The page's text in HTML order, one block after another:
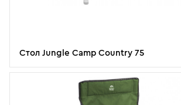
Стол Jungle Camp Country 75